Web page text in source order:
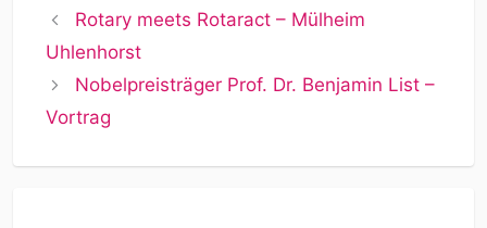
Rotary meets Rotaract – Mülheim
Uhlenhorst
Nobelpreisträger Prof. Dr. Benjamin List –
Vortrag